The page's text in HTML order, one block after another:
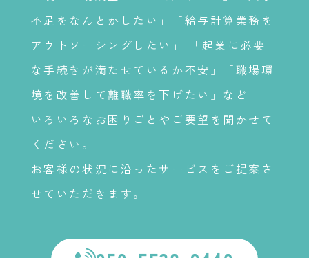
不足をなんとかしたい」「給与計算業務を
アウトソーシングしたい」 「起業に必要
な手続きが満たせているか不安」「職場環
境を改善して離職率を下げたい」など
いろいろなお困りごとやご要望を聞かせて
ください。
お客様の状況に沿ったサービスをご提案さ
せていただきます。